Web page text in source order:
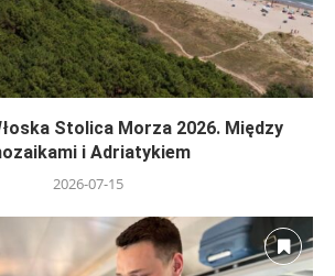
Stolica Morza 2026. Między
i Adriatykiem
2026-07-15